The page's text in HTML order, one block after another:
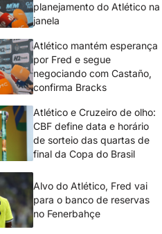
planejamento do Atlético na
janela
Atlético mantém esperança
por Fred e segue
negociando com Castaño,
confirma Bracks
Atlético e Cruzeiro de olho:
CBF define data e horário
de sorteio das quartas de
final da Copa do Brasil
Alvo do Atlético, Fred vai
para o banco de reservas
no Fenerbahçe